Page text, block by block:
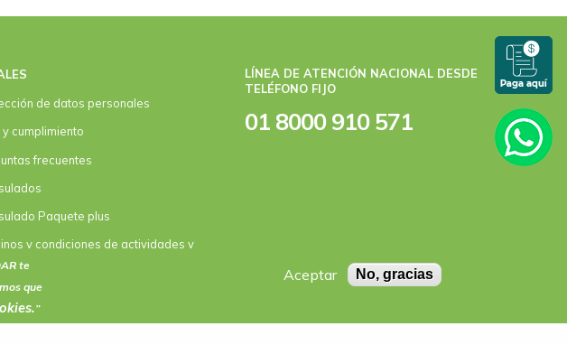
te
que
.”
Aceptar No, gracias
de datos personales
y cumplimiento
frecuentes
Paquete plus
y condiciones de actividades y
LÍNEA DE ATENCIÓN NACIONAL DESDE
TELÉFONO FIJO
01 8000 910 571